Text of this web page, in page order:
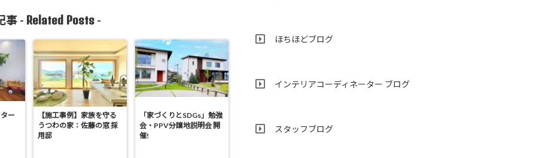
事 - Related Posts-
ー
【施工事例】家族を守る
うつわの家：佐藤の窓 採
用邸
「家づくりとSDGs」勉強
会・PPV分譲地説明会 開
催!
ほちほどブログ
インテリアコーディネーター ブログ
スタッフブログ